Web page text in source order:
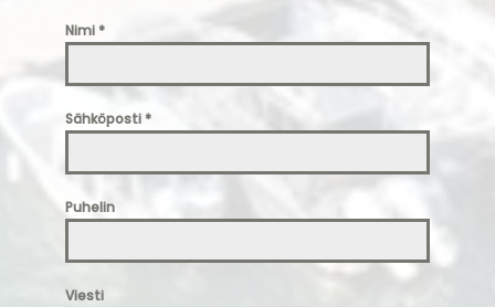
Nimi *
Sähköposti *
Puhelin
Viesti